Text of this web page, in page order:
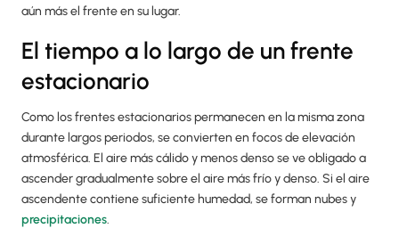
aún más el frente en su lugar.
El tiempo a lo largo de un frente
estacionario
Como los frentes estacionarios permanecen en la misma zona
durante largos periodos, se convierten en focos de elevación
atmosférica. El aire más cálido y menos denso se ve obligado a
ascender gradualmente sobre el aire más frío y denso. Si el aire
ascendente contiene suficiente humedad, se forman nubes y
precipitaciones.